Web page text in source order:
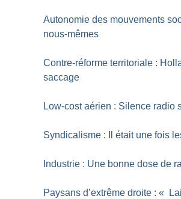
Autonomie des mouvements
nous-mêmes
Contre-réforme territoriale :
saccage
Low-cost aérien : Silence radio
Syndicalisme : Il était une fois
Industrie : Une bonne dose de
Paysans d’extrême droite : «